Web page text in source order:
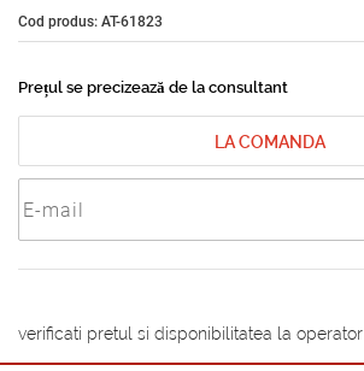
Cod produs: AT-61823
Prețul se precizează de la consultant
LA COMANDA
verificati pretul si disponibilitatea la operator